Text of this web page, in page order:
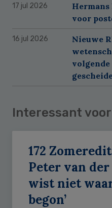
17 jul 2026
voor
16 jul 2026
Nieuwe
Interessant
172
Peter van der
wist niet
begon’